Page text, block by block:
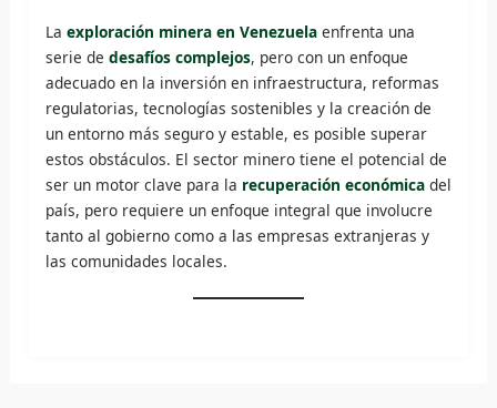
La exploración minera en Venezuelaenfrenta una
serie de desafíos complejos, pero con un enfoque
adecuado en la inversión en infraestructura, reformas
regulatorias, tecnologías sostenibles y la creación de
un entorno más seguro y estable, es posible superar
estos obstáculos. El sector minero tiene el potencial de
ser un motor clave para la recuperación económicadel
país, pero requiere un enfoque integral que involucre
tanto al gobierno como a las empresas extranjeras y
las comunidades locales.